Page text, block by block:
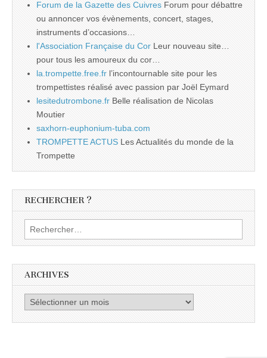
Forum de la Gazette des Cuivres Forum pour débattre
ou annoncer vos évènements, concert, stages,
instruments d’occasions…
l'Association Française du Cor Leur nouveau site…
pour tous les amoureux du cor…
la.trompette.free.fr l’incontournable site pour les
trompettistes réalisé avec passion par Joël Eymard
lesitedutrombone.fr Belle réalisation de Nicolas
Moutier
saxhorn-euphonium-tuba.com
TROMPETTE ACTUS Les Actualités du monde de la
Trompette
RECHERCHER ?
Rechercher :
ARCHIVES
Archives